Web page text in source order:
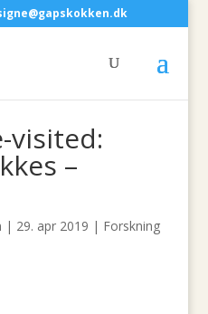
visited:
–
| 29. apr 2019 | Forskning